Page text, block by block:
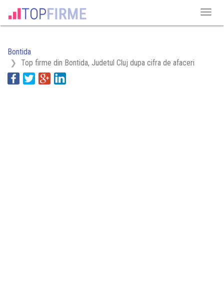
Bontida
Top firme din Bontida, Judetul Cluj dupa cifra de afaceri